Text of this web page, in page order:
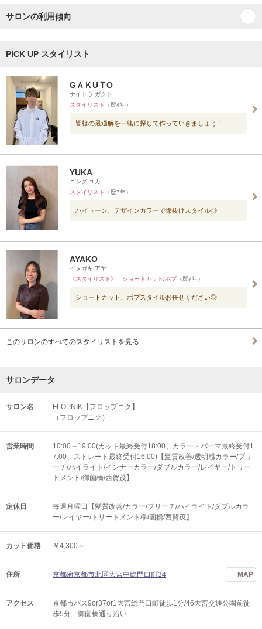
サロンの利用傾向
PICK UP スタイリスト
GＡＫUＴО
ナイトウ ガクト
スタイリスト
（歴4年）
皆様の最適解を一緒に探して作っていきましょう！
YUKA
ニシダ ユカ
スタイリスト
（歴7年）
ハイトーン、デザインカラーで垢抜けスタイル◎
AYAKO
イタガキ アヤコ
《スタイリスト》 ショートカット/ボブ （歴7年）
ショートカット、ボブスタイルお任せください◎
このサロンのすべてのスタイリストを見る
サロンデータ
サロン名
FLOPNIK【フロップニク】
（フロップニク）
営業時間
10:00～19:00(カット最終受付18:00、カラー・パーマ最終受付1
7:00、ストレート最終受付16:00)【髪質改善/透明感カラー/ブリ
ーチ/ハイライト/インナーカラー/ダブルカラー/レイヤー/トリー
トメント/御薗橋/西賀茂】
定休日
毎週月曜日【髪質改善/カラー/ブリーチ/ハイライト/ダブルカラ
ー/レイヤー/トリートメント/御薗橋/西賀茂】
カット価格 ￥4,300～
住所 京都府京都市北区大宮中総門口町34 MAP
アクセス
京都市バス9or37or1大宮総門口町徒歩1分/46大宮交通公園前徒
歩5分 御薗橋通り沿い